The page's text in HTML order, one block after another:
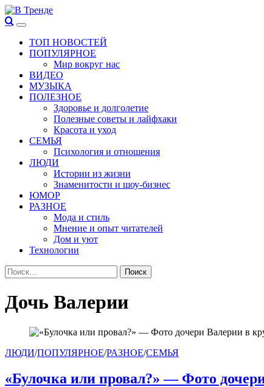
Перейти
к
Основное
меню
ТОП НОВОСТЕЙ
ПОПУЛЯРНОЕ
Мир вокруг нас
ВИДЕО
МУЗЫКА
ПОЛЕЗНОЕ
Здоровье и долголетие
Полезные советы и лайфхаки
Красота и уход
СЕМЬЯ
Психология и отношения
ЛЮДИ
Истории из жизни
Знаменитости и шоу-бизнес
ЮМОР
РАЗНОЕ
Мода и стиль
Мнение и опыт читателей
Дом и уют
Технологии
Найти:
Дочь Валерии
ЛЮДИ/ПОПУЛЯРНОЕ/РАЗНОЕ/СЕМЬЯ
«Булочка или провал?» — Фото